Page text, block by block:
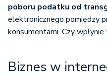
poboru podatku od
elektronicznego pomiędzy
konsumentami. Czy
Biznes w